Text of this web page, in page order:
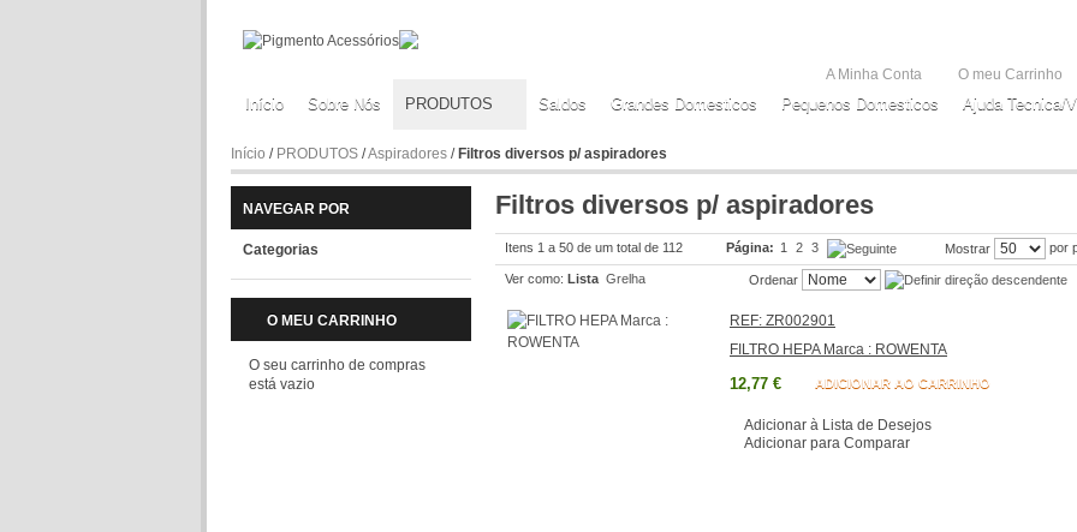
A Minha Conta O meu Carrinho
Início Sobre Nós PRODUTOS Saldos Grandes Domesticos Pequenos Domesticos Ajuda Tecnica/
Início / PRODUTOS /Aspiradores / Filtros diversos p/ aspiradores
NAVEGAR POR
Categorias
O MEU CARRINHO
O seu carrinho de compras
está vazio
Filtros diversos p/ aspiradores
Itens 1 a 50 de um total de 112 Mostrar por
Página: 1 2 3
Ver como: Lista Grelha Ordenar
REF: ZR002901
FILTRO HEPA Marca : ROWENTA
12,77 € ADICIONAR AO CARRINHO
Adicionar à Lista de Desejos
Adicionar para Comparar